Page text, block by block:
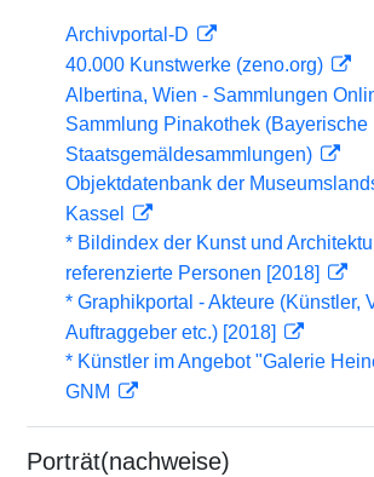
Archivportal-D
40.000 Kunstwerke (zeno.org)
Albertina, Wien - Sammlungen
Sammlung Pinakothek (Bayerische
Staatsgemäldesammlungen)
Objektdatenbank der
Kassel
* Bildindex der Kunst und
referenzierte Personen [2018]
* Graphikportal - Akteure (Künstler,
Auftraggeber etc.) [2018]
* Künstler im Angebot "Galerie
GNM
Porträt(nachweise)